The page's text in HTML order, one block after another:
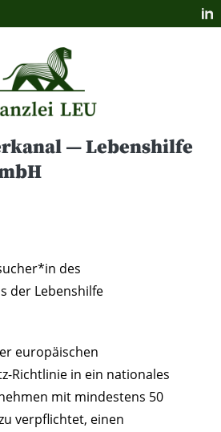
— Lebens­hil­fe
des
der Lebens­hil­fe
euro­päi­schen
Richt­li­nie in ein natio­na­les
mit min­des­tens 50
ver­pflich­tet, einen